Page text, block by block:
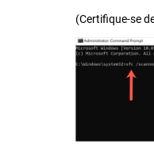
(Certifique-se